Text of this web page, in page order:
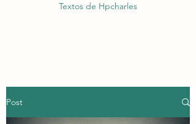
Textos de Hpcharles
Post